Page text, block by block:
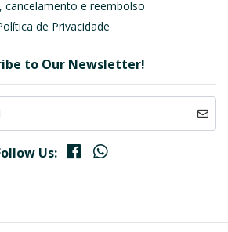
cancelamento e reembolso
de Privacidade
to Our Newsletter!
Us: